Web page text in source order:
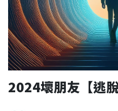
2024壞朋友【逃脫